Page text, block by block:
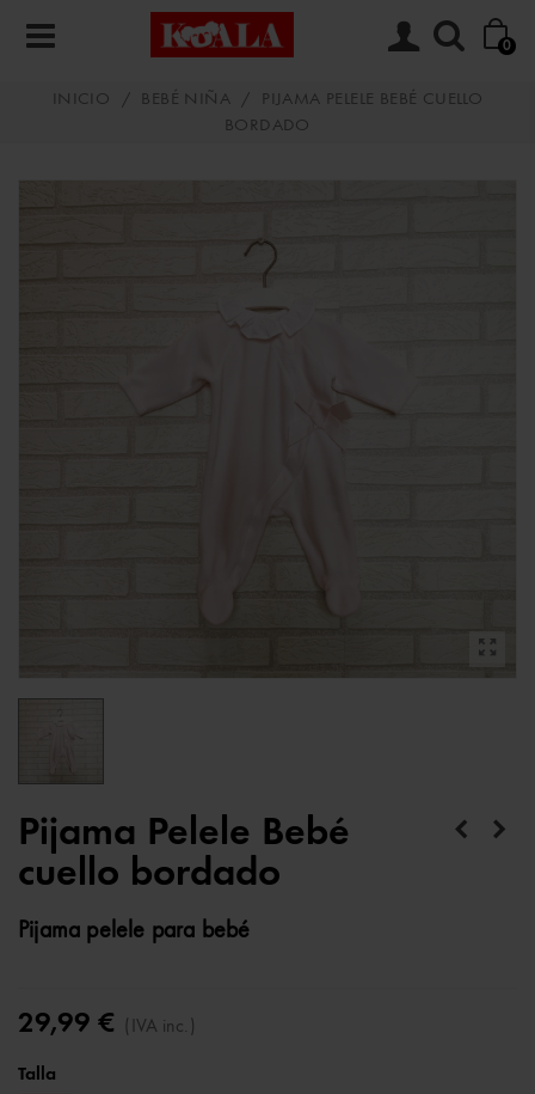
0
INICIO / BEBÉ NIÑA /
PIJAMA PELELE BEBÉ CUELLO
BORDADO
Pijama Pelele Bebé
cuello bordado
Pijama pelele para bebé
29,99 € (IVA inc.)
Talla